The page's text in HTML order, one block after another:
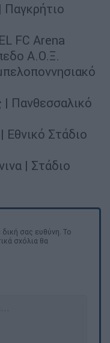
Παγκρήτιο
FC Arena
Α.Ο.Ξ.
| Πανθεσσαλικό
Εθνικό Στάδιο
| Στάδιο
σας ευθύνη. Το
σχόλια θα